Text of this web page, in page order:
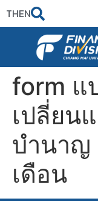
THEN
form แ
เปลี่ยน
บำนาญ
เดือน